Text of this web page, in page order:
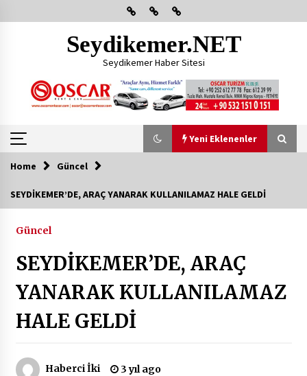
to
Seydikemer.NET
Seydikemer Haber Sitesi
Yeni Eklenenler
Yeni Eklenenler
CHP FETHİYE’DEN “ÜYE BULUŞMASI” ETKİNLİĞİ
2 ay ago
2 ay ago
Home Güncel
SEYDİKEMER’DE, ARAÇ YANARAK KULLANILAMAZ HALE GELDİ
Güncel
SEYDİKEMER’DE, ARAÇ
YANARAK KULLANILAMAZ
HALE GELDİ
Haberci İki 3 yıl ago